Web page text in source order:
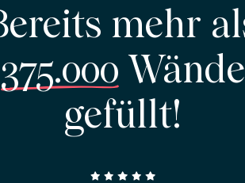
Bereits mehr
375.000 Wände
gefüllt!